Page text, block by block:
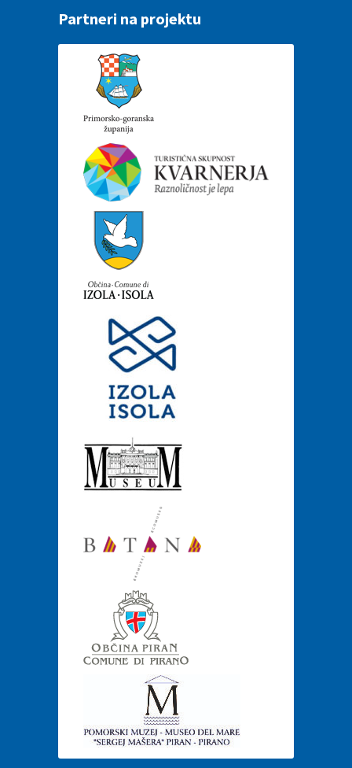
Partneri na projektu